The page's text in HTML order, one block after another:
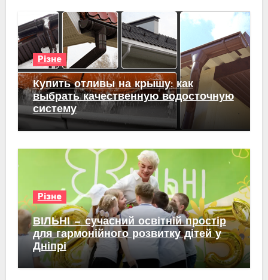
Різне
Купить отливы на крышу: как
выбрать качественную водосточную
систему
Різне
ВІЛЬНІ — сучасний освітній простір
для гармонійного розвитку дітей у
Дніпрі